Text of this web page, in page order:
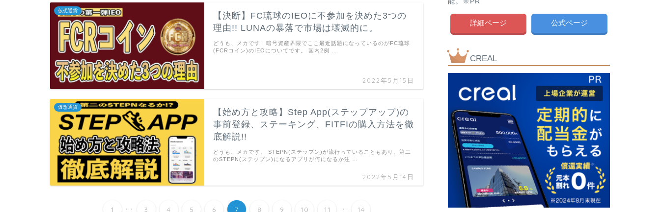
仮想通貨
【決断】FC琉球のIEOに不参加を決めた3つの
理由!! LUNAの暴落で市場は壊滅的に。
2022年5月15日
どうも、メカです!! 暗号資産界隈でここ最近話題になっているのがFC琉球
(FCRコイン)のIEOについてです。 国内2例 …
仮想通貨
【始め方と攻略】Step App(ステップアップ)の
事前登録、ステーキング、FITFIの購入方法を徹
底解説!!
2022年5月14日
どうも、メカです。 STEPN(ステップン)が流行っていることもあり、第二
のSTEPN(ステップン)になるアプリが何になるか注 …
1 ... 3 4 5 6 7 8 9 10 11 ... 14
詳細ページ 公式ページ
CREAL